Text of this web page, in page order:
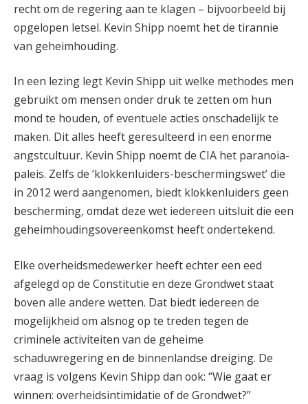
recht om de regering aan te klagen – bijvoorbeeld bij
opgelopen letsel. Kevin Shipp noemt het de tirannie
van geheimhouding.
In een lezing legt Kevin Shipp uit welke methodes men
gebruikt om mensen onder druk te zetten om hun
mond te houden, of eventuele acties onschadelijk te
maken. Dit alles heeft geresulteerd in een enorme
angstcultuur. Kevin Shipp noemt de CIA het paranoia-
paleis. Zelfs de ‘klokkenluiders-beschermingswet’ die
in 2012 werd aangenomen, biedt klokkenluiders geen
bescherming, omdat deze wet iedereen uitsluit die een
geheimhoudingsovereenkomst heeft ondertekend.
Elke overheidsmedewerker heeft echter een eed
afgelegd op de Constitutie en deze Grondwet staat
boven alle andere wetten. Dat biedt iedereen de
mogelijkheid om alsnog op te treden tegen de
criminele activiteiten van de geheime
schaduwregering en de binnenlandse dreiging. De
vraag is volgens Kevin Shipp dan ook: “Wie gaat er
winnen: overheidsintimidatie of de Grondwet?”